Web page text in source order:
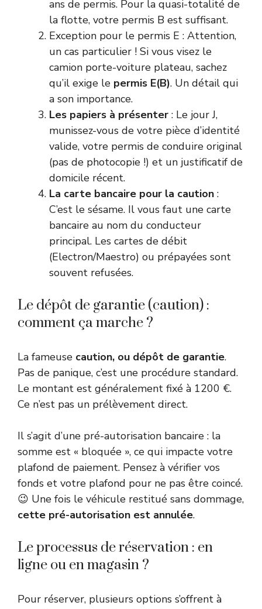
ans de permis. Pour la quasi-totalité de
la flotte, votre permis B est suffisant.
Exception pour le permis E : Attention,
un cas particulier ! Si vous visez le
camion porte-voiture plateau, sachez
qu’il exige le permis E(B). Un détail qui
a son importance.
Les papiers à présenter : Le jour J,
munissez-vous de votre pièce d’identité
valide, votre permis de conduire original
(pas de photocopie !) et un justificatif de
domicile récent.
La carte bancaire pour la caution :
C’est le sésame. Il vous faut une carte
bancaire au nom du conducteur
principal. Les cartes de débit
(Electron/Maestro) ou prépayées sont
souvent refusées.
Le dépôt de garantie (caution) :
comment ça marche ?
La fameuse caution, ou dépôt de garantie.
Pas de panique, c’est une procédure standard.
Le montant est généralement fixé à 1200 €.
Ce n’est pas un prélèvement direct.
Il s’agit d’une pré-autorisation bancaire : la
somme est « bloquée », ce qui impacte votre
plafond de paiement. Pensez à vérifier vos
fonds et votre plafond pour ne pas être coincé.
😉 Une fois le véhicule restitué sans dommage,
cette pré-autorisation est annulée.
Le processus de réservation : en
ligne ou en magasin ?
Pour réserver, plusieurs options s’offrent à